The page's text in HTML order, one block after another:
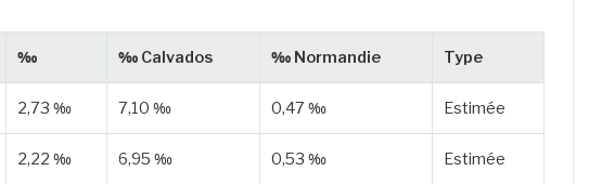
‰ ‰ Calvados ‰ Normandie Type
2,73 ‰ 7,10 ‰ 0,47 ‰ Estimée
2,22 ‰ 6,95 ‰ 0,53 ‰ Estimée